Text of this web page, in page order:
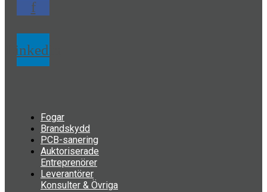
f
Linkedin
Fogar
Brandskydd
PCB-sanering
Auktoriserade
Entreprenörer
Leverantörer
Konsulter & Övriga